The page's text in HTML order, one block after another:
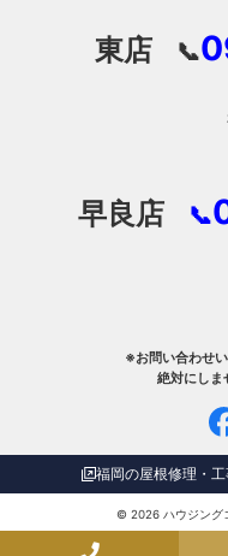
東店 📞
定休
福岡市
早良店 📞
定休日
福岡市
※お問い合わせ
絶対にしま
福岡の屋根修理・
© 2026 ハウジング